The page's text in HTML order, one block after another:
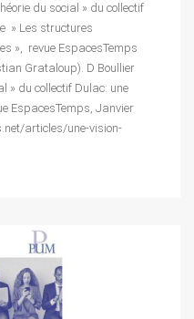
du social » du collectif
» Les structures
», revue EspacesTemps
Grataloup). D Boullier
» du collectif Dulac: une
EspacesTemps, Janvier
articles/une-vision-